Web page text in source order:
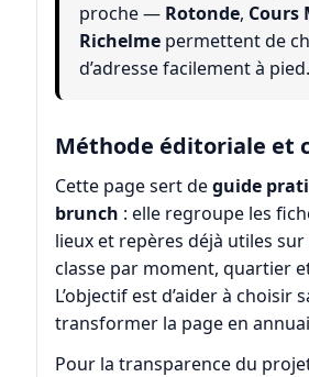
proche — Rotonde, Cours
Richelmepermettent de
d’adresse facilement à pied.
Méthode éditoriale et
Cette page sert deguide
brunch : elle regroupe les
lieux et repères déjà utiles sur
classe par moment, quartier
L’objectif est d’aider à choisir
transformer la page en
Pour la transparence du